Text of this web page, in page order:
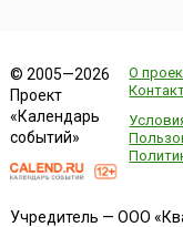
© 2005—2026
Проект
«Календарь
событий»
О
Учредитель — ООО